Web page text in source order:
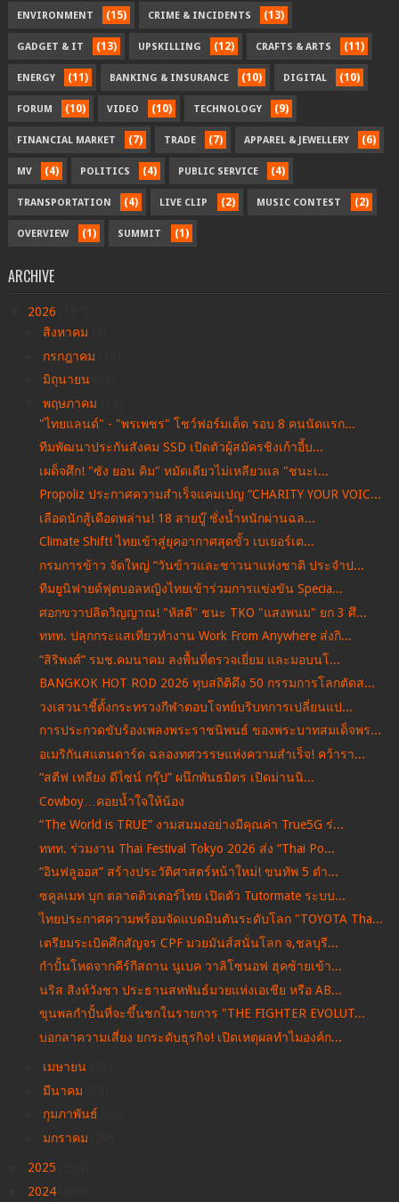
ENVIRONMENT (15) CRIME & INCIDENTS (13)
GADGET & IT (13) UPSKILLING (12) CRAFTS & ARTS (11)
ENERGY (11) BANKING & INSURANCE (10) DIGITAL (10)
FORUM (10) VIDEO (10) TECHNOLOGY (9)
FINANCIAL MARKET (7) TRADE (7) APPAREL & JEWELLERY (6)
MV (4) POLITICS (4) PUBLIC SERVICE (4)
TRANSPORTATION (4) LIVE CLIP (2) MUSIC CONTEST (2)
OVERVIEW (1) SUMMIT (1)
ARCHIVE
2026
สิงหาคม
กรกฎาคม
มิถุนายน
พฤษภาคม
"ไทยแลนด์" - "พรเพชร" โชว์ฟอร์มเด็ด รอบ 8 คนนัดแรก...
ทีมพัฒนาประกันสังคม SSD เปิดตัวผู้สมัครชิงเก้าอี้บ...
เผด็จศึก! "ซัง ยอน คิม" หมัดเดียวไม่เหลียวแล "ชนะเ...
Propoliz ประกาศความสำเร็จแคมเปญ “CHARITY YOUR VOIC...
เลือดนักสู้เดือดพล่าน! 18 สายบู๊ ชั่งน้ำหนักผ่านฉล...
Climate Shift! ไทยเข้าสู่ยุคอากาศสุดขั้ว เบเยอร์เต...
กรมการข้าว จัดใหญ่ “วันข้าวและชาวนาแห่งชาติ ประจำป...
ทีมยูนิฟายด์ฟุตบอลหญิงไทยเข้าร่วมการแข่งขัน Specia...
ศอกขวาปลิดวิญญาณ! "หัสดี" ชนะ TKO "แสงพนม" ยก 3 ศึ...
ททท. ปลุกกระแสเที่ยวทำงาน Work From Anywhere ส่งกิ...
“สิริพงศ์” รมช.คมนาคม ลงพื้นที่ตรวจเยี่ยม และมอบนโ...
BANGKOK HOT ROD 2026 ทุบสถิติดึง 50 กรรมการโลกตัดส...
วงเสวนาชี้ตั้งกระทรวงกีฬาตอบโจทย์บริบทการเปลี่ยนแป...
การประกวดขับร้องเพลงพระราชนิพนธ์ ของพระบาทสมเด็จพร...
อเมริกันสแตนดาร์ด ฉลองทศวรรษแห่งความสำเร็จ! คว้ารา...
“สตีฟ เหลียง ดีไซน์ กรุ๊ป” ผนึกพันธมิตร เปิดม่านนิ...
Cowboy…คอยน้ำใจให้น้อง
“The World is TRUE” งามสมมงอย่างมีคุณค่า True5G ร่...
ททท. ร่วมงาน Thai Festival Tokyo 2026 ส่ง “Thai Po...
“อินฟลูออส” สร้างประวัติศาสตร์หน้าใหม่! ขนทัพ 5 ตำ...
ซคูลเมท บุก ตลาดติวเตอร์ไทย เปิดตัว Tutormate ระบบ...
ไทยประกาศความพร้อมจัดแบดมินตันระดับโลก "TOYOTA Tha...
เตรียมระเบิดศึกสัญจร CPF มวยมันส์สนั่นโลก จ,ชลบุรี...
กำปั้นโหดจากคีร์กีสถาน นูเบค วาลิโซนอฟ ฮุคซ้ายเข้า...
นริส สิงห์วังชา ประธานสหพันธ์มวยแห่งเอเชีย หรือ AB...
ขุนพลกำปั้นที่จะขึ้นชกในรายการ "THE FIGHTER EVOLUT...
บอกลาความเสี่ยง ยกระดับธุรกิจ! เปิดเหตุผลทำไมองค์ก...
เมษายน
มีนาคม
กุมภาพันธ์
มกราคม
2025
2024